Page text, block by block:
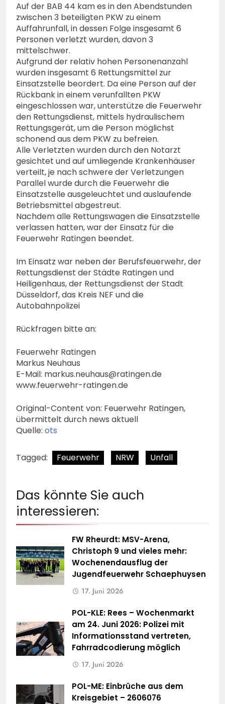
Auf der BAB 44 kam es in den Abendstunden
zwischen 3 beteiligten PKW zu einem
Auffahrunfall, in dessen Folge insgesamt 6
Personen verletzt wurden, davon 3
mittelschwer.
Aufgrund der relativ hohen Personenanzahl
wurden insgesamt 6 Rettungsmittel zur
Einsatzstelle beordert. Da eine Person auf der
Rückbank in einem verunfallten PKW
eingeschlossen war, unterstütze die Feuerwehr
den Rettungsdienst, mittels hydraulischem
Rettungsgerät, um die Person möglichst
schonend aus dem PKW zu befreien.
Alle Verletzten wurden durch den Notarzt
gesichtet und auf umliegende Krankenhäuser
verteilt, je nach schwere der Verletzungen
Parallel wurde durch die Feuerwehr die
Einsatzstelle ausgeleuchtet und auslaufende
Betriebsmittel abgestreut.
Nachdem alle Rettungswagen die Einsatzstelle
verlassen hatten, war der Einsatz für die
Feuerwehr Ratingen beendet.
Im Einsatz war neben der Berufsfeuerwehr, der
Rettungsdienst der Städte Ratingen und
Heiligenhaus, der Rettungsdienst der Stadt
Düsseldorf, das Kreis NEF und die
Autobahnpolizei
Rückfragen bitte an:
Feuerwehr Ratingen
Markus Neuhaus
E-Mail: markus.neuhaus@ratingen.de
www.feuerwehr-ratingen.de
Original-Content von: Feuerwehr Ratingen,
übermittelt durch news aktuell
Quelle: ots
Tagged: Feuerwehr NRW Unfall
Das könnte Sie auch
interessieren:
FW Rheurdt: MSV-Arena,
Christoph 9 und vieles mehr:
Wochenendausflug der
Jugendfeuerwehr Schaephuysen
17. Juni 2026
POL-KLE: Rees – Wochenmarkt
am 24. Juni 2026: Polizei mit
Informationsstand vertreten,
Fahrradcodierung möglich
17. Juni 2026
POL-ME: Einbrüche aus dem
Kreisgebiet – 2606076